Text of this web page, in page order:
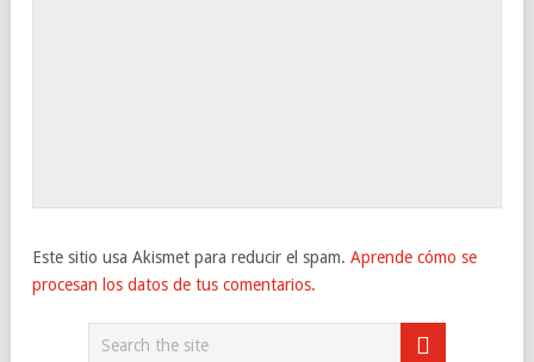
Este sitio usa Akismet para reducir el spam. Aprende cómo se
procesan los datos de tus comentarios.